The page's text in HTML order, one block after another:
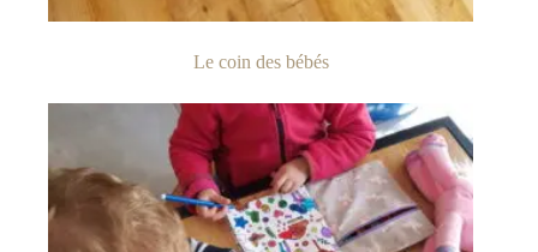
Le coin des bébés